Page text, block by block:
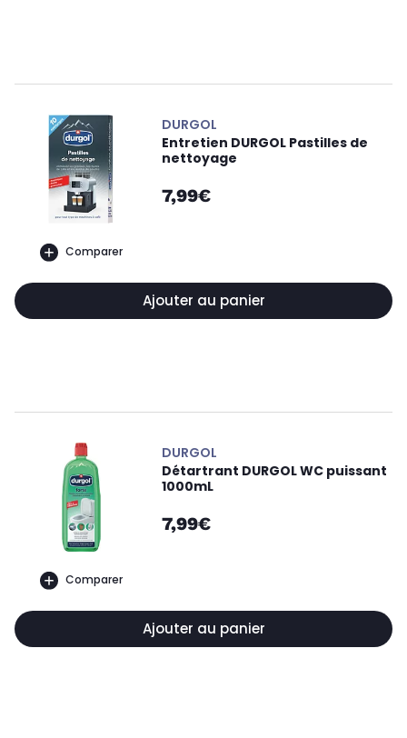
Comparer
DURGOL
Entretien DURGOL Pastilles de
nettoyage
7,99€
Ajouter au panier
Comparer
DURGOL
Détartrant DURGOL WC puissant
1000mL
7,99€
Ajouter au panier